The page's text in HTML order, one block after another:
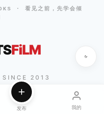
· 看见之前，先学会倾
FiLM
SINCE 2013
发布 我的